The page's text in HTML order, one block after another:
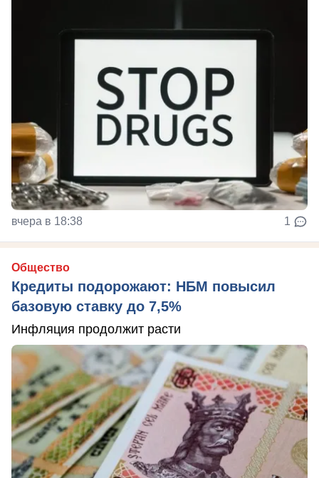
вчера в 18:38 1
Общество
Кредиты подорожают: НБМ повысил
базовую ставку до 7,5%
Инфляция продолжит расти